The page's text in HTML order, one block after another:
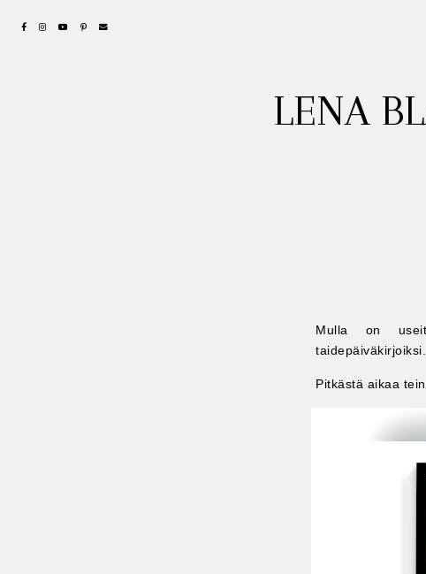
LENA
Mulla on
taidepäiväkirjoiksi.
Pitkästä aikaa